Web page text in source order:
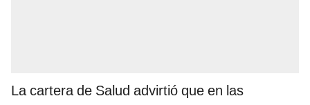
La cartera de Salud advirtió que en las